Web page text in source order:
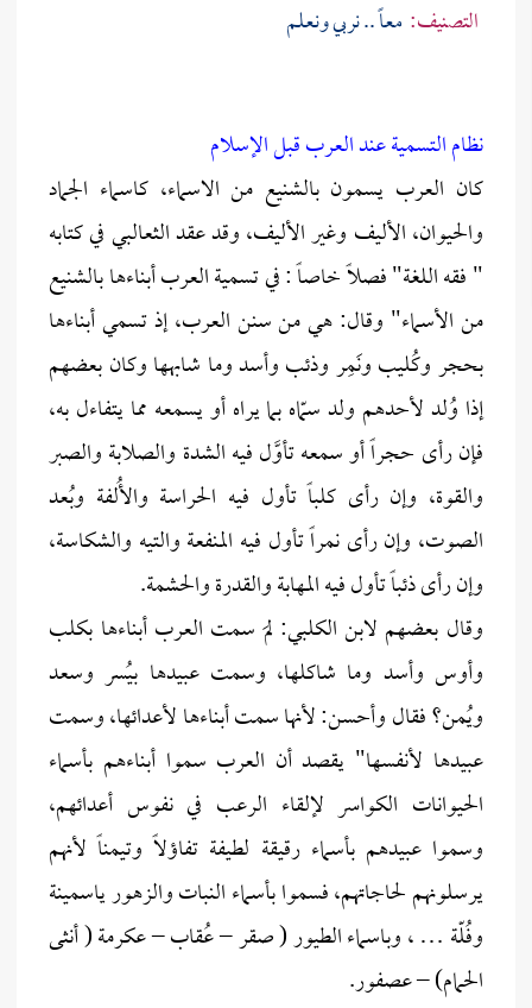
التصنيف: معاً .. نربي ونعلم
نظام التسمية عند العرب قبل الإسلام
كان العرب يسمون بالشنيع من الاسماء، كاسماء الجماد
والحيوان، الأليف وغير الأليف، وقد عقد الثعالبي في كتابه
" فقه اللغة" فصلاً خاصاً : في تسمية العرب أبناءها بالشنيع
من الأسماء" وقال: هي من سنن العرب، إذ تسمي أبناءها
بحجر وكُليب ونَمِر وذئب وأسد وما شابهها وكان بعضهم
إذا وُلد لأحدهم ولد سمّاه بما يراه أو يسمعه مما يتفاءل به،
فإن رأى حجراً أو سمعه تأوَّل فيه الشدة والصلابة والصبر
والقوة، وإن رأى كلباً تأول فيه الحراسة والأُلفة وبُعد
الصوت، وإن رأى نمراً تأول فيه المنفعة والتيه والشكاسة،
وإن رأى ذئباً تأول فيه المهابة والقدرة والحشمة.
وقال بعضهم لابن الكلبي: لمَ سمت العرب أبناءها بكلب
وأوس وأسد وما شاكلها، وسمت عبيدها بيُسر وسعد
ويُمن؟ فقال وأحسن: لأنها سمت أبناءها لأعدائها، وسمت
عبيدها لأنفسها" يقصد أن العرب سموا أبناءهم بأسماء
الحيوانات الكواسر لإلقاء الرعب في نفوس أعدائهم،
وسموا عبيدهم بأسماء رقيقة لطيفة تفاؤلاً وتيمناً لأنهم
يرسلونهم لحاجاتهم، فسموا بأسماء النبات والزهور ياسمينة
وفُلّة … ، وباسماء الطيور ( صقر – عُقاب – عكرمة ( أنثى
الحمام) – عصفور.